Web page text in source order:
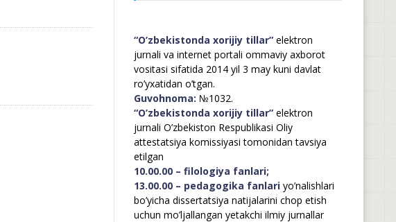
“O’zbekistonda xorijiy tillar”elektron
jurnali va internet portali ommaviy axborot
vositasi sifatida 2014 yil 3 may kuni davlat
ro’yxatidan o’tgan.
Guvohnoma: №1032.
“O’zbekistonda xorijiy tillar”elektron
jurnali O’zbekiston Respublikasi Oliy
attestatsiya komissiyasi tomonidan tavsiya
etilgan
10.00.00 – filologiya fanlari;
13.00.00 – pedagogika fanlariyo’nalishlari
bo’yicha dissertatsiya natijalarini chop etish
uchun mo’ljallangan yetakchi ilmiy jurnallar